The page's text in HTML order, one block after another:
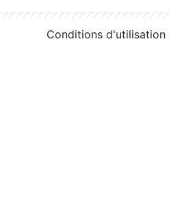
Conditions d'utilisation